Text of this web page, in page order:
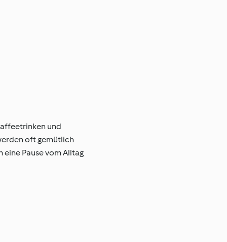
und
oft gemütlich
Pause vom Alltag